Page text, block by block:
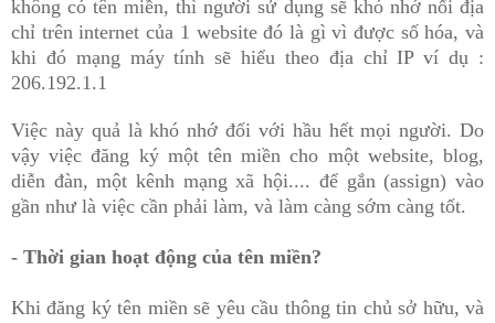
không có tên miền, thì người sử dụng sẽ khó nhớ nổi địa
chỉ trên internet của 1 website đó là gì vì được số hóa, và
khi đó mạng máy tính sẽ hiểu theo địa chỉ IP ví dụ :
206.192.1.1
Việc này quả là khó nhớ đối với hầu hết mọi người. Do
vậy việc đăng ký một tên miền cho một website, blog,
diễn đàn, một kênh mạng xã hội.... để gắn (assign) vào
gần như là việc cần phải làm, và làm càng sớm càng tốt.
- Thời gian hoạt động của tên miền?
Khi đăng ký tên miền sẽ yêu cầu thông tin chủ sở hữu, và